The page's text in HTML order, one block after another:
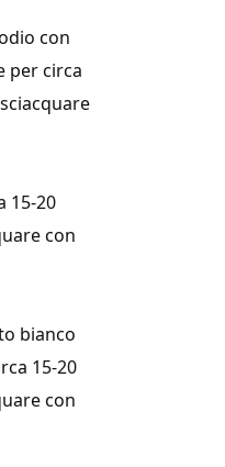
con
per circa
15-20
con
bianco
15-20
con